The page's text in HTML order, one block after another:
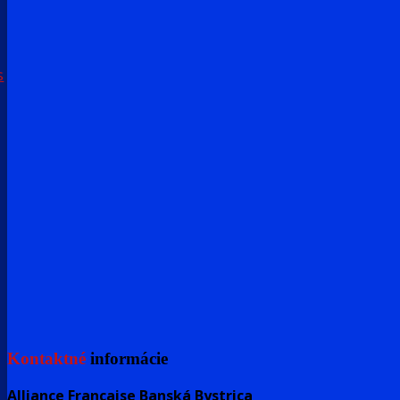
Kontaktné informácie
Alliance Française Banská Bystrica